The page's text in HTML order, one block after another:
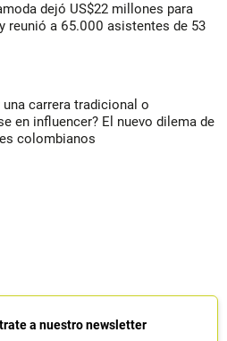
dejó US$22 millones para
reunió a 65.000 asistentes de 53
una carrera tradicional o
en influencer? El nuevo dilema de
colombianos
a nuestro newsletter